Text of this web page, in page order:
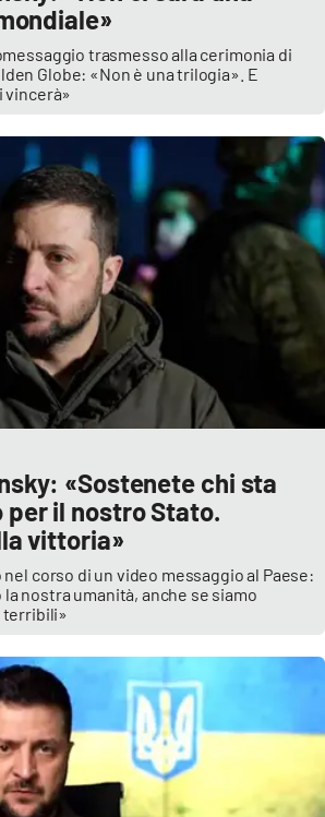
trasmesso alla cerimonia di
Globe: «Non è una trilogia». E
vincerà»
«Sostenete chi sta
il nostro Stato.
vittoria»
corso di un video messaggio al Paese:
nostra umanità, anche se siamo
terribili»